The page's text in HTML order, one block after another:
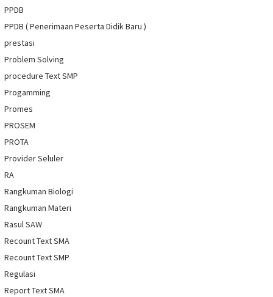
PPDB
PPDB ( Penerimaan Peserta Didik Baru )
prestasi
Problem Solving
procedure Text SMP
Progamming
Promes
PROSEM
PROTA
Provider Seluler
RA
Rangkuman Biologi
Rangkuman Materi
Rasul SAW
Recount Text SMA
Recount Text SMP
Regulasi
Report Text SMA